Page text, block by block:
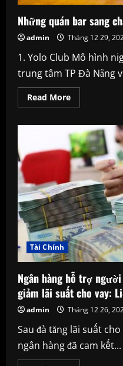
Những quán bar sang
admin Tháng 12 29,
1. Yolo Club Mô hình
trung tâm TP Đà Nẵng
Read MoreRead
more
quán
bar
sang
chảnh
nhất
Đà
Nẵng
Tài Chính
Ngân hàng hỗ trợ
giảm lãi suất cho vay:
admin Tháng 12 26,
Sau đà tăng lãi suất
ngân hàng đã cam kết...